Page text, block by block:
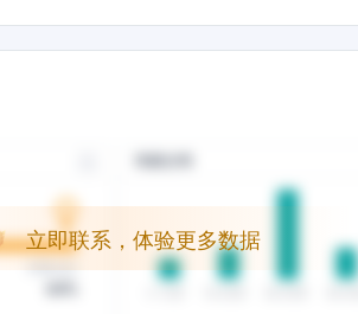
立即联系，体验更多数据